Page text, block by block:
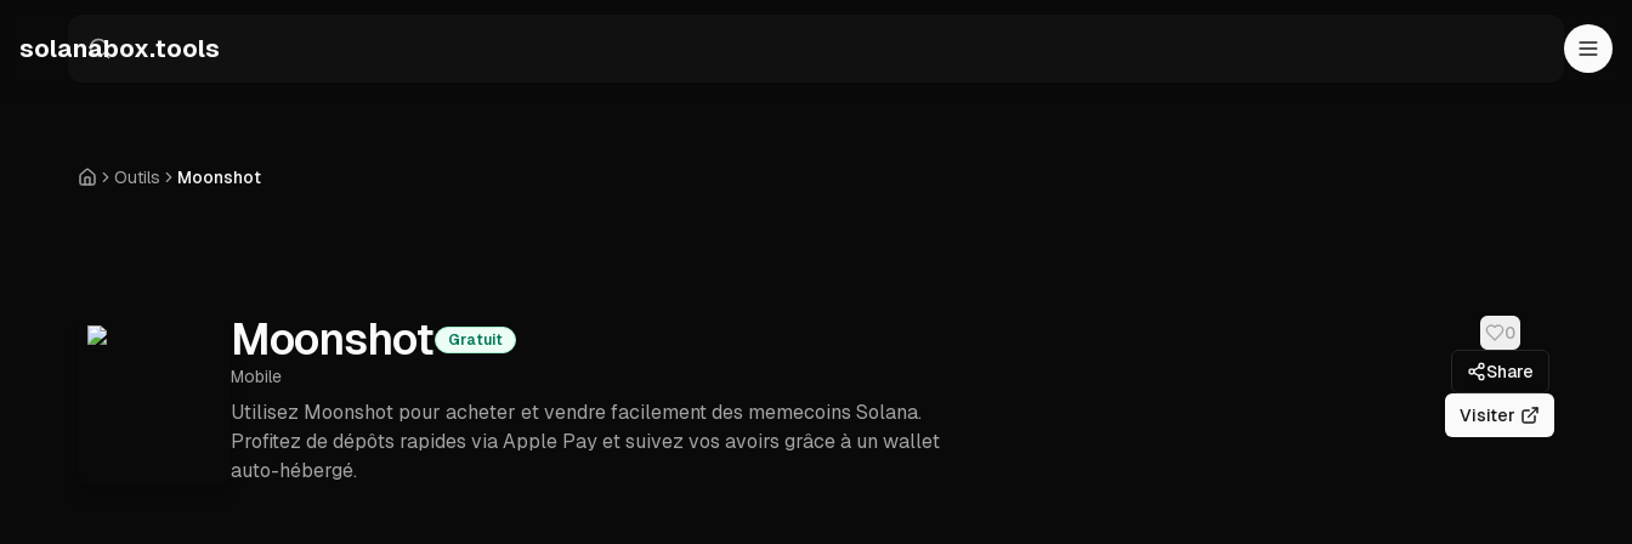
solanabox.tools
AccueilOutils Moonshot
Moonshot Gratuit
Mobile
Utilisez Moonshot pour acheter et vendre facilement des memecoins Solana.
Profitez de dépôts rapides via Apple Pay et suivez vos avoirs grâce à un wallet
auto-hébergé.
0
Share
Visiter